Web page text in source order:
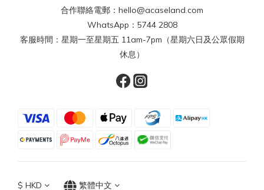
合作聯絡電郵：hello@acaseland.com
WhatsApp：5744 2808
客服時間：星期一至星期五 11am-7pm（星期六日及公眾假期
休息）
$ HKD 繁體中文